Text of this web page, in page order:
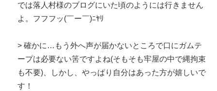
では落人村様のブログにいた頃のようには行きません
よ。フフフッ(￣ー￣)ﾆﾔﾘ
> 確かに…もう外へ声が届かないところで口にガムテ
ープは必要ない筈ですよね(そもそも牢屋の中で縄拘束
も不要)、しかし、やっぱり自分はあった方が嬉しいで
す！